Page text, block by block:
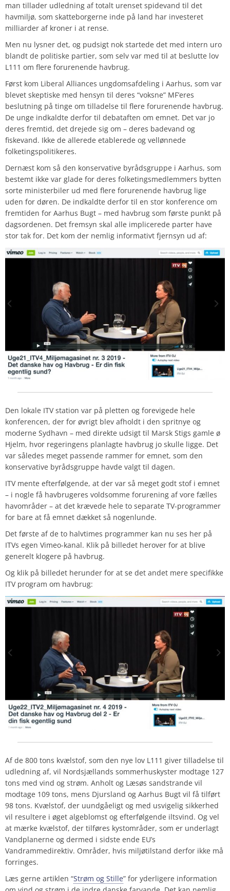
man tillader udledning af totalt urenset spidevand til det
havmiljø, som skatteborgerne inde på land har investeret
milliarder af kroner i at rense.
Men nu lysner det, og pudsigt nok startede det med intern uro
blandt de politiske partier, som selv var med til at beslutte lov
L111 om flere forurenende havbrug.
Først kom Liberal Alliances ungdomsafdeling i Aarhus, som var
blevet skeptiske med hensyn til deres “voksne” MF’eres
beslutning på tinge om tilladelse til flere forurenende havbrug.
De unge indkaldte derfor til debataften om emnet. Det var jo
deres fremtid, det drejede sig om – deres badevand og
fiskevand. Ikke de allerede etablerede og vellønnede
folketingspolitikeres.
Dernæst kom så den konservative byrådsgruppe i Aarhus, som
bestemt ikke var glade for deres folketingsmedlemmers bytten
sorte ministerbiler ud med flere forurenende havbrug lige
uden for døren. De indkaldte derfor til en stor konference om
fremtiden for Aarhus Bugt – med havbrug som første punkt på
dagsordenen. Det fremsyn skal alle implicerede parter have
stor tak for. Det kom der nemlig informativt fjernsyn ud af:
Den lokale ITVstation var på pletten og forevigede hele
konferencen, der for øvrigt blev afholdt i den spritnye og
moderne Sydhavn – med direkte udsigt til Marsk Stigs gamle ø
Hjelm, hvor regeringens planlagte havbrug jo skulle ligge. Det
var således meget passende rammer for emnet, som den
konservative byrådsgruppe havde valgt til dagen.
ITV mente efterfølgende, at der var så meget godt stof i emnet
– i nogle få havbrugeres voldsomme forurening af vore fælles
havområder – at det krævede hele to separate TV-programmer
for bare at få emnet dækket så nogenlunde.
Det første af de to halvtimes programmer kan nu ses her på
ITVs egen Vimeo-kanal. Klik på billedet herover for at blive
generelt klogere på havbrug.
Og klik på billedet herunder for at se det andet mere specifikke
ITVprogram om havbrug:
Af de 800 tons kvælstof, som den nye lov L111 giver tilladelse til
udledning af, vil Nordsjællands sommerhuskyster modtage 127
tons med vind og strøm. Anholt og Læsøs sandstrande vil
modtage 109 tons, mens Djursland og Aarhus Bugt vil få tilført
98 tons. Kvælstof, der uundgåeligt og med usvigelig sikkerhed
vil resultere i øget algeblomst og efterfølgende iltsvind. Og vel
at mærke kvælstof, der tilføres kystområder, som er underlagt
Vandplanerne og dermed i sidste ende EU’s
Vandrammedirektiv. Områder, hvis miljøtilstand derfor ikke må
forringes.
Læs gerne artiklen “Strøm og Stille” for yderligere information